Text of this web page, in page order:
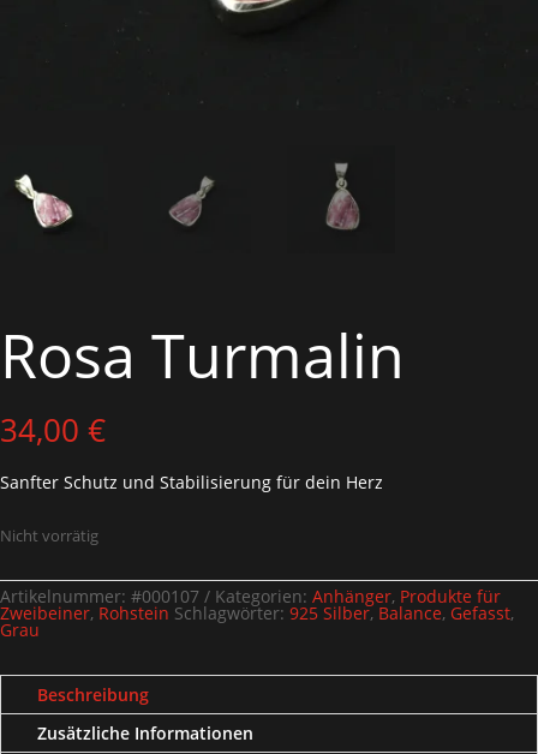
Rosa Turmalin
34,00 €
Sanfter Schutz und Stabilisierung für dein Herz
Nicht vorrätig
Artikelnummer: #000107 Kategorien: Anhänger, Produkte für
Zweibeiner, Rohstein Schlagwörter: 925 Silber, Balance, Gefasst,
Grau
Beschreibung
Zusätzliche Informationen